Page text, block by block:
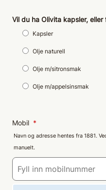
Vil du ha Olivita kapsler,
Kapsler
Olje naturell
Olje m/sitronsmak
Olje m/appelsinsmak
Mobil *
Navn og adresse hentes fra 1881.
manuelt.